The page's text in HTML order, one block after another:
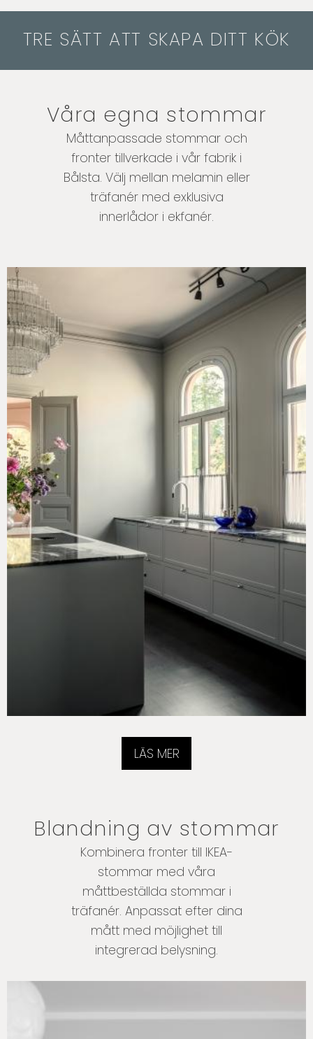
TRE SÄTT ATT SKAPA DITT KÖK
Våra egna stommar
Måttanpassade stommar och
fronter tillverkade i vår fabrik i
Bålsta. Välj mellan melamin eller
träfanér med exklusiva
innerlådor i ekfanér.
LÄS MER
Blandning av stommar
Kombinera fronter till IKEA-
stommar med våra
måttbeställda stommar i
träfanér. Anpassat efter dina
mått med möjlighet till
integrerad belysning.